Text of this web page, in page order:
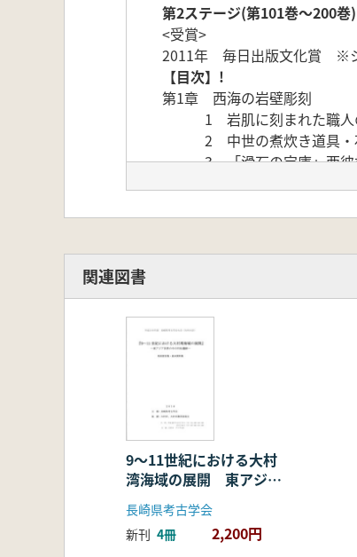
第2ステージ(第101巻～200
<受賞>
2011年 毎日出版文化賞 ※
【目次】!
第1章 西海の岩壁彫刻
1 岩肌に刻まれた職人
2 中世の煮炊き道具・
3 「滑石の宝庫」西彼
1 石鍋を追った先人た
第3章 列島に普及した石鍋
1 どこで出土している
4 石鍋が語る中世の実像
第4章 石鍋の終焉とこれから
1 石工技術の伝播
2 石鍋製作所の終焉
3 今後の石鍋研究と遺跡
関連図書
9〜11世紀における大村
湾海域の展開 東アジア
世界の中の竹松遺跡
長崎県考古学会
新刊 4冊 2,200円